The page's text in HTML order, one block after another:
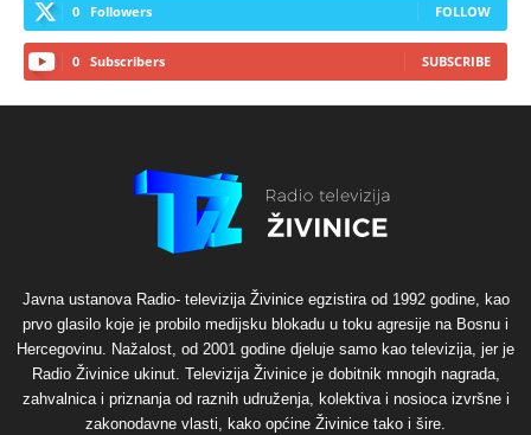
0 Followers FOLLOW
0 Subscribers SUBSCRIBE
Javna ustanova Radio- televizija Živinice egzistira od 1992 godine, kao
prvo glasilo koje je probilo medijsku blokadu u toku agresije na Bosnu i
Hercegovinu. Nažalost, od 2001 godine djeluje samo kao televizija, jer je
Radio Živinice ukinut. Televizija Živinice je dobitnik mnogih nagrada,
zahvalnica i priznanja od raznih udruženja, kolektiva i nosioca izvršne i
zakonodavne vlasti, kako općine Živinice tako i šire.